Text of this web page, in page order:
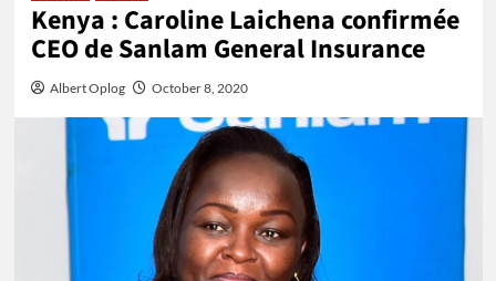
Kenya : Caroline Laichena confirmée
CEO de Sanlam General Insurance
Albert Oplog October 8, 2020